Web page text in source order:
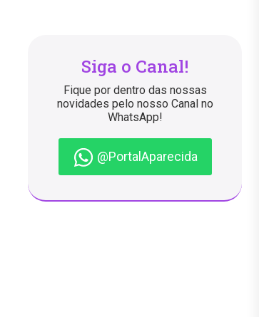
Siga o Canal!
Fique por dentro das nossas
novidades pelo nosso Canal no
WhatsApp!
@PortalAparecida